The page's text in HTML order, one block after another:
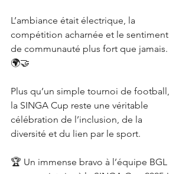
L’ambiance était électrique, la
compétition acharnée et le sentiment
de communauté plus fort que jamais.
🌍🤝
Plus qu’un simple tournoi de football,
la SINGA Cup reste une véritable
célébration de l’inclusion, de la
diversité et du lien par le sport.
🏆 Un immense bravo à l’équipe BGL